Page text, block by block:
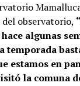
observatorio,
algunas
temporada
estamos en
la comuna